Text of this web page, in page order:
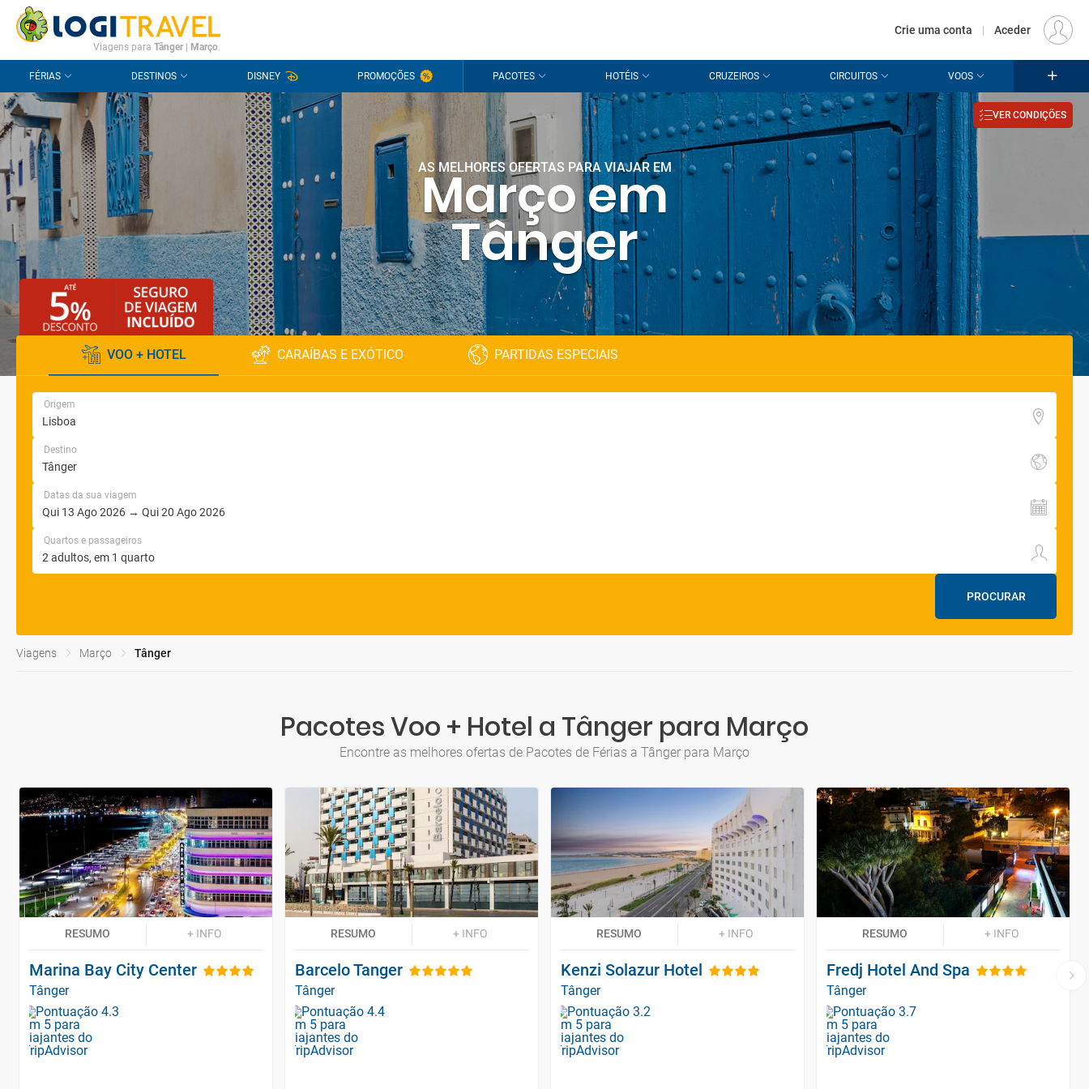
CONTACTO PERGUNTAS FREQUENTES EUR
Viagens para Tânger| Março.
Crie uma conta | Aceder
FÉRIAS DESTINOS DISNEY PROMOÇÕES PACOTES HOTÉIS CRUZEIROS CIRCUITOS VOOS
AS MELHORES OFERTAS PARA VIAJAR EM
Março em
Tânger
VER CONDIÇÕES
VOO + HOTEL CARAÍBAS E EXÓTICO PARTIDAS ESPECIAIS
Origem
Destino
Datas da sua viagem
Quartos e passageiros
PROCURAR
Viagens Março Tânger
Pacotes Voo + Hotel a Tânger para Março
Encontre as melhores ofertas de Pacotes de Férias a Tânger para Março
RESUMO + INFO
Marina Bay City Center
Tânger
RESUMO + INFO
Barcelo Tanger
Tânger
RESUMO + INFO
Kenzi Solazur Hotel
Tânger
RESUMO + INFO
Fredj Hotel And Spa
Tânger